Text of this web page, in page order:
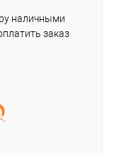
наличными
заказ